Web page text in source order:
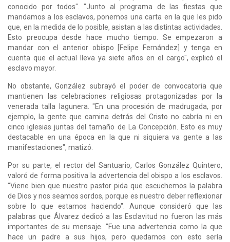
conocido por todos". "Junto al programa de las fiestas que
mandamos a los esclavos, ponemos una carta en la que les pido
que, en la medida de lo posible, asistan a las distintas actividades.
Esto preocupa desde hace mucho tiempo. Se empezaron a
mandar con el anterior obispo [Felipe Fernández] y tenga en
cuenta que el actual lleva ya siete años en el cargo", explicó el
esclavo mayor.
No obstante, González subrayó el poder de convocatoria que
mantienen las celebraciones religiosas protagonizadas por la
venerada talla lagunera. "En una procesión de madrugada, por
ejemplo, la gente que camina detrás del Cristo no cabría ni en
cinco iglesias juntas del tamaño de La Concepción. Esto es muy
destacable en una época en la que ni siquiera va gente a las
manifestaciones", matizó.
Por su parte, el rector del Santuario, Carlos González Quintero,
valoró de forma positiva la advertencia del obispo a los esclavos.
"Viene bien que nuestro pastor pida que escuchemos la palabra
de Dios y nos seamos sordos, porque es nuestro deber reflexionar
sobre lo que estamos haciendo". Aunque consideró que las
palabras que Álvarez dedicó a las Esclavitud no fueron las más
importantes de su mensaje. "Fue una advertencia como la que
hace un padre a sus hijos, pero quedarnos con esto sería